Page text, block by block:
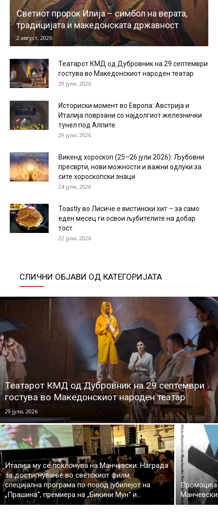
Светиот пророк Илија – симбол на верата,
традицијата и македонската државност
2 август, 2026
Театарот КМД од Дубровник на 29 септември
гостува во Македонскиот народен театар
29 јули, 2026
Историски момент во Европа: Австрија и
Италија поврзани со најдолгиот железнички
тунел под Алпите
29 јули, 2026
Викенд хороскоп (25–26 јули 2026): Љубовни
пресврти, нови можности и важни одлуки за
сите хороскопски знаци
24 јули, 2026
Toastly во Лисиче е вистински хит – за само
еден месец ги освои љубителите на добар
тост
22 јули, 2026
СЛИЧНИ ОБЈАВИ ОД КАТЕГОРИЈАТА
Театарот КМД од Дубровник на 29 септември
гостува во Македонскиот народен театар
29 јули, 2026
Италија му се поклонува на Манчевски: Награда
за достигнување во светскиот филм,
специјална програма по повод јубилејот на
„Прашина“, премиера на „Бикини Мун“ и...
Манчевски